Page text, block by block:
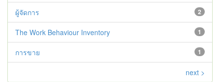
2
ผู้จัดการ
1
The Work Behaviour Inventory
1
การขาย
next >